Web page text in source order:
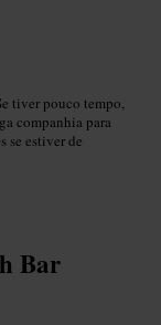
tiver pouco tempo,
companhia para
se estiver de
Bar